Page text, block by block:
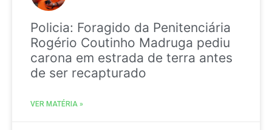
Policia: Foragido da Penitenciária
Rogério Coutinho Madruga pediu
carona em estrada de terra antes
de ser recapturado
VER MATÉRIA »